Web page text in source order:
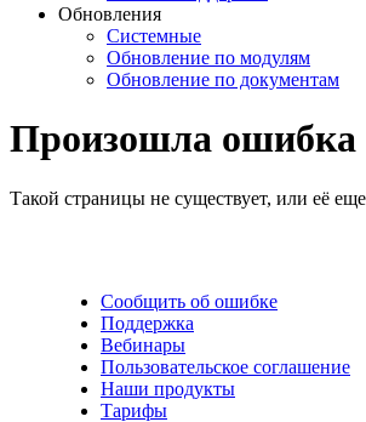
Обновления
Системные
Обновление по модулям
Обновление по документам
Произошла ошибка
Такой страницы не существует, или её
Сообщить об ошибке
Поддержка
Вебинары
Пользовательское соглашение
Наши продукты
Тарифы